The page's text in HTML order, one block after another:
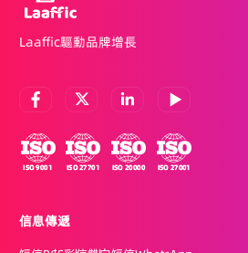
Laaffic驅動品牌增長
信息傳遞